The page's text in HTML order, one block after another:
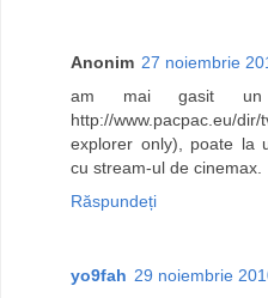
Anonim 27 noiembrie
am mai gasit
http://www.pacpac.eu/
explorer only), poate la
cu stream-ul de cinemax.
Răspundeți
yo9fah 29 noiembrie